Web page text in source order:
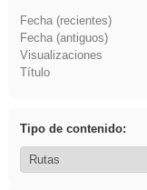
Fecha (recientes)
Fecha (antiguos)
Visualizaciones
Título
Tipo de contenido: